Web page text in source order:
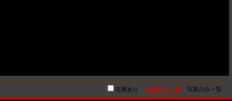
在庫あり 説明付き一覧 写真のみ一覧